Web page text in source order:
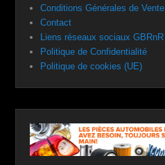
Conditions Générales de Vente
Contact
Liens réseaux sociaux GBRnR
Politique de Confidentialité
Politique de cookies (UE)